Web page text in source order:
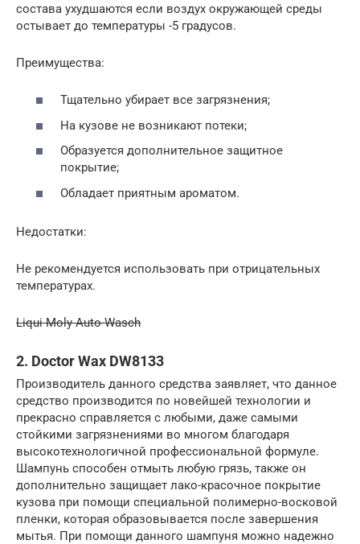
состава ухудшаются если воздух окружающей среды
остывает до температуры -5 градусов.
Преимущества:
Тщательно убирает все загрязнения;
На кузове не возникают потеки;
Образуется дополнительное защитное
покрытие;
Обладает приятным ароматом.
Недостатки:
Не рекомендуется использовать при отрицательных
температурах.
Liqui Moly Auto-Wasch
2. Doctor Wax DW8133
Производитель данного средства заявляет, что данное
средство производится по новейшей технологии и
прекрасно справляется с любыми, даже самыми
стойкими загрязнениями во многом благодаря
высокотехнологичной профессиональной формуле.
Шампунь способен отмыть любую грязь, также он
дополнительно защищает лако-красочное покрытие
кузова при помощи специальной полимерно-восковой
пленки, которая образовывается после завершения
мытья. При помощи данного шампуня можно надежно